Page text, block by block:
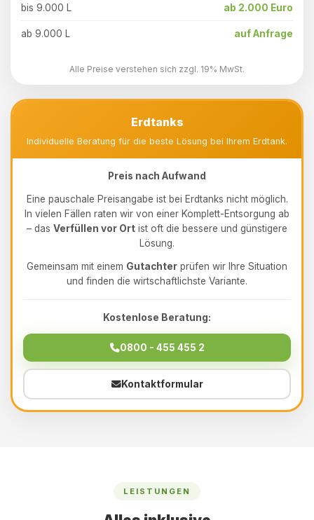
bis 9.000 L ab 2.000 Euro
ab 9.000 L auf Anfrage
Alle Preise verstehen sich zzgl. 19% MwSt.
Erdtanks
Individuelle Beratung für die beste Lösung bei Ihrem Erdtank.
Preis nach Aufwand
Eine pauschale Preisangabe ist bei Erdtanks nicht möglich.
In vielen Fällen raten wir von einer Komplett-Entsorgung ab
– das Verfüllen vor Ort ist oft die bessere und günstigere
Lösung.
Gemeinsam mit einem Gutachter prüfen wir Ihre Situation
und finden die wirtschaftlichste Variante.
Kostenlose Beratung:
0800 - 455 455 2
Kontaktformular
LEISTUNGEN